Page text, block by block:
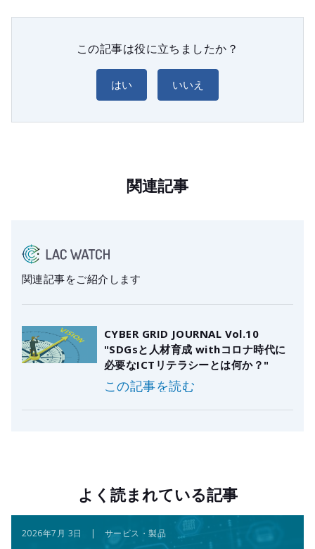
この記事は役に立ちましたか？
はい いいえ
関連記事
関連記事をご紹介します
CYBER GRID JOURNAL Vol.10
"SDGsと人材育成 withコロナ時代に
必要なICTリテラシーとは何か？"
この記事を読む
よく読まれている記事
2026年7月 3日 | サービス・製品